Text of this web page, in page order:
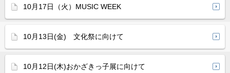
10月17日（火）MUSIC WEEK
10月13日(金) 文化祭に向けて
10月12日(木)おかざきっ子展に向けて